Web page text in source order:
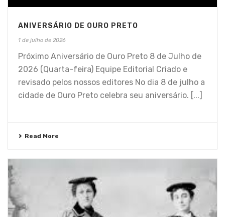
ANIVERSÁRIO DE OURO PRETO
1 de julho de 2026
Próximo Aniversário de Ouro Preto 8 de Julho de
2026 (Quarta-feira) Equipe Editorial Criado e
revisado pelos nossos editores No dia 8 de julho a
cidade de Ouro Preto celebra seu aniversário. [...]
Read More